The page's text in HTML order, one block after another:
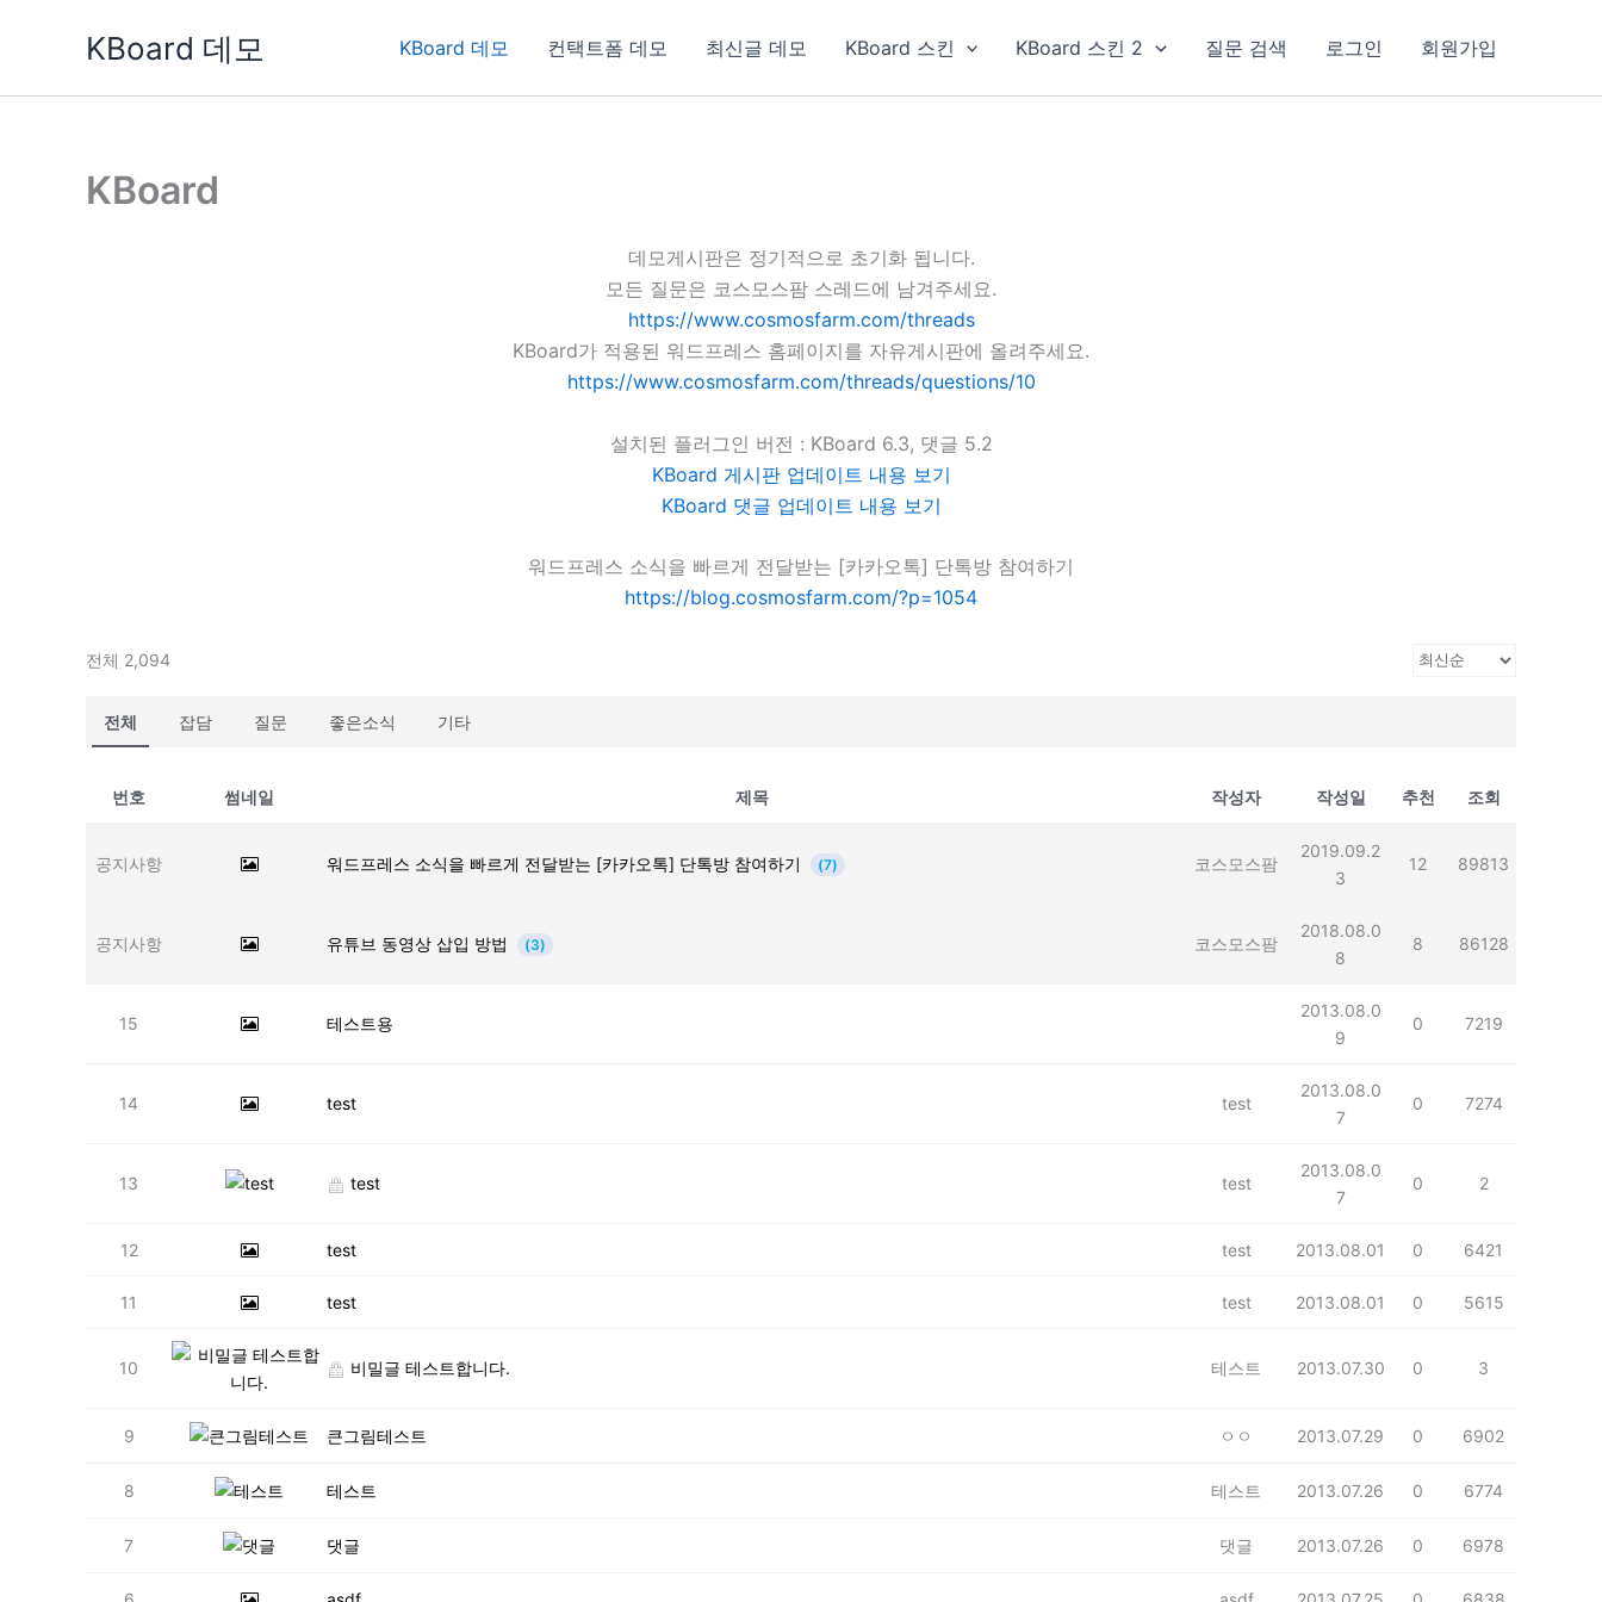
KBoard 데모 KBoard 데모 컨택트폼 데모 최신글 데모 KBoard 스킨 KBoard 스킨 2 질문 검색 로그인 회원가입
KBoard
데모게시판은 정기적으로 초기화 됩니다.
모든 질문은 코스모스팜 스레드에 남겨주세요.
https://www.cosmosfarm.com/threads
KBoard가 적용된 워드프레스 홈페이지를 자유게시판에 올려주세요.
https://www.cosmosfarm.com/threads/questions/10
설치된 플러그인 버전 : KBoard 6.3, 댓글 5.2
KBoard 게시판 업데이트 내용 보기
KBoard 댓글 업데이트 내용 보기
워드프레스 소식을 빠르게 전달받는 [카카오톡] 단톡방 참여하기
https://blog.cosmosfarm.com/?p=1054
전체 2,094
전체 잡담 질문 좋은소식 기타
번호 썸네일 제목 작성자 작성일 추천 조회
공지사항 워드프레스 소식을 빠르게 전달받는 [카카오톡] 단톡방 참여하기 (7) 코스모스팜
2019.09.2
3
12 89813
공지사항 유튜브 동영상 삽입 방법 (3) 코스모스팜
2018.08.0
8
8 86128
15 테스트용
2013.08.0
9
0 7219
14 test test
2013.08.0
7
0 7274
13 test test
2013.08.0
7
0 2
12 test test 2013.08.01 0 6421
11 test test 2013.08.01 0 5615
10 비밀글 테스트합니다. 테스트 2013.07.30 0 3
9 큰그림테스트 ㅇㅇ 2013.07.29 0 6902
8 테스트 테스트 2013.07.26 0 6774
7 댓글 댓글 2013.07.26 0 6978